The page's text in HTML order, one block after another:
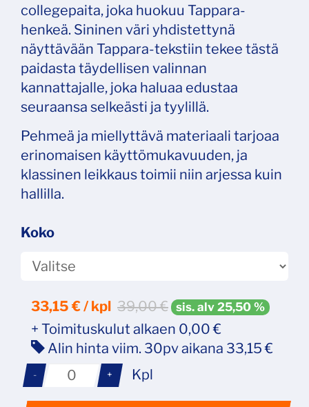
collegepaita, joka huokuu Tappara-
henkeä. Sininen väri yhdistettynä
näyttävään Tappara-tekstiin tekee tästä
paidasta täydellisen valinnan
kannattajalle, joka haluaa edustaa
seuraansa selkeästi ja tyylillä.
Pehmeä ja miellyttävä materiaali tarjoaa
erinomaisen käyttömukavuuden, ja
klassinen leikkaus toimii niin arjessa kuin
hallilla.
Koko
33,15 € / kpl 39,00 € sis. alv 25,50 %
+ Toimituskulut alkaen 0,00 €
Alin hinta viim. 30pv aikana 33,15 €
- + Kpl